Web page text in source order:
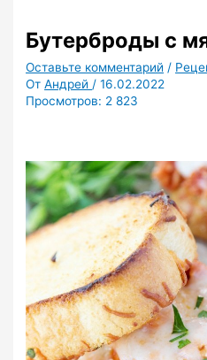
Бутерброды с
Оставьте комментарий /
ОтАндрей /16.02.2022
Просмотров: 2 823